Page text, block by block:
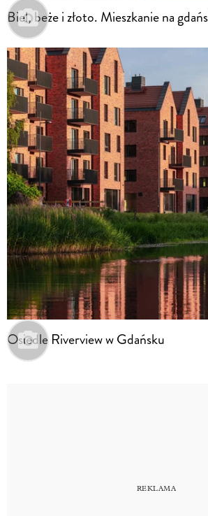
Biel, beże i złoto. Mieszkanie na
Osiedle Riverview w Gdańsku